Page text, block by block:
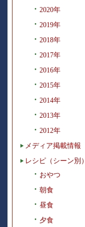
2020年
2019年
2018年
2017年
2016年
2015年
2014年
2013年
2012年
メディア掲載情報
レシピ（シーン別）
おやつ
朝食
昼食
夕食